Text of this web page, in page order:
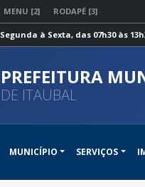
MENU [2] RODAPÉ [3]
Segunda à Sexta, das 07h30 às
PREFEITURA
DE ITAUBAL
MUNICÍPIO SERVIÇOS